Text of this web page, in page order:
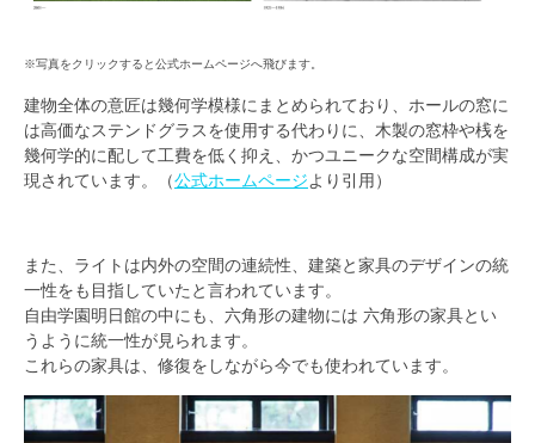
※写真をクリックすると公式ホームページへ飛びます。
建物全体の意匠は幾何学模様にまとめられており、ホールの窓に
は高価なステンドグラスを使用する代わりに、木製の窓枠や桟を
幾何学的に配して工費を低く抑え、かつユニークな空間構成が実
現されています。（公式ホームページより引用）
また、ライトは内外の空間の連続性、建築と家具のデザインの統
一性をも目指していたと言われています。
自由学園明日館の中にも、六角形の建物には 六角形の家具とい
うように統一性が見られます。
これらの家具は、修復をしながら今でも使われています。